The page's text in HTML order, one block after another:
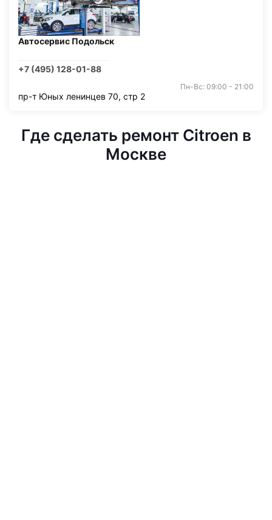
Автосервис Подольск
+7 (495) 128-01-88
Пн-Вс: 09:00 - 21:00
пр-т Юных ленинцев 70, стр 2
Где сделать ремонт Citroen в
Москве